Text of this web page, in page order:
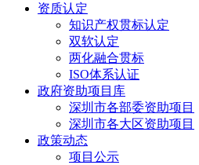
资质认定
知识产权贯标认定
双软认定
两化融合贯标
ISO体系认证
政府资助项目库
深圳市各部委资助项目
深圳市各大区资助项目
政策动态
项目公示